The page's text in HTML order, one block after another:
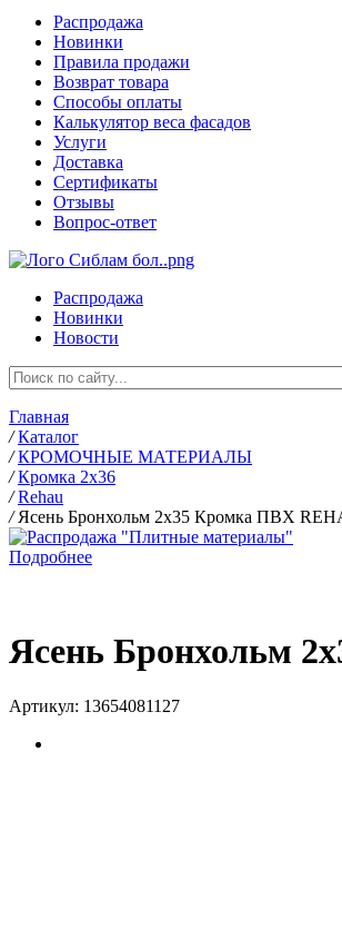
Распродажа
Новинки
Правила продажи
Возврат товара
Способы оплаты
Калькулятор веса фасадов
Услуги
Доставка
Сертификаты
Отзывы
Вопрос-ответ
Распродажа
Новинки
Новости
Главная
/ Каталог
/ КРОМОЧНЫЕ МАТЕРИАЛЫ
/ Кромка 2х36
/ Rehau
/ Ясень Бронхольм 2х35 Кромка ПВХ
Подробнее
Ясень Бронхольм
Артикул: 13654081127